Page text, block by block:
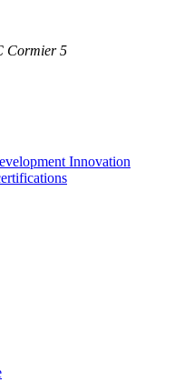
Cormier 5
Innovation